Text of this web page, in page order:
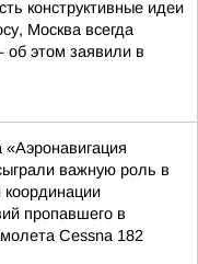
конструктивные идеи
Москва всегда
об этом заявили в
важную роль в
координации
пропавшего в
Cessna 182